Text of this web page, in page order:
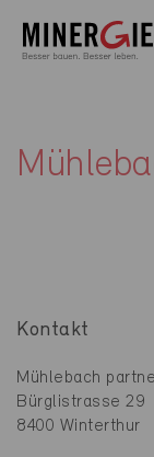
Kontakt
Mühlebach
Bürglistrasse 29
8400 Winterthur